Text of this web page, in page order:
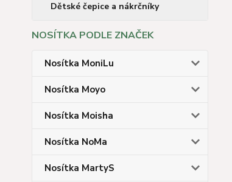
Dětské čepice a nákrčníky
NOSÍTKA PODLE ZNAČEK
Nosítka MoniLu
Nosítka Moyo
Nosítka Moisha
Nosítka NoMa
Nosítka MartyS